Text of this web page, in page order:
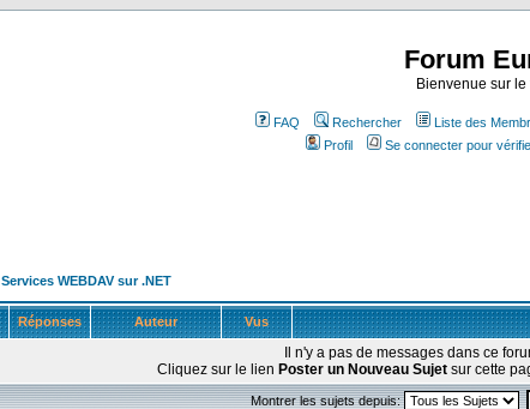
Forum
Bienvenue sur
FAQ Rechercher Liste des
Profil
Se connecter pour
Services WEBDAV sur .NET
Réponses Auteur Vus
Il n'y a pas de messages dans ce
Cliquez sur le lien Poster un Nouveau Sujet sur cette
Montrer les sujets depuis: